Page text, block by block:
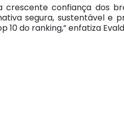
crescente confiança dos
segura, sustentável e
10 do ranking,” enfatiza